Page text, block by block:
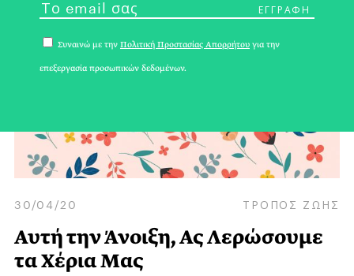
30/04/20 ΤΡΟΠΟΣ ΖΩΗΣ
Αυτή την Άνοιξη, Ας Λερώσουμε
τα Χέρια Μας
Συναινώ με την Πολιτική Προστασίας Απορρήτου για την
επεξεργασία προσωπικών δεδομένων.